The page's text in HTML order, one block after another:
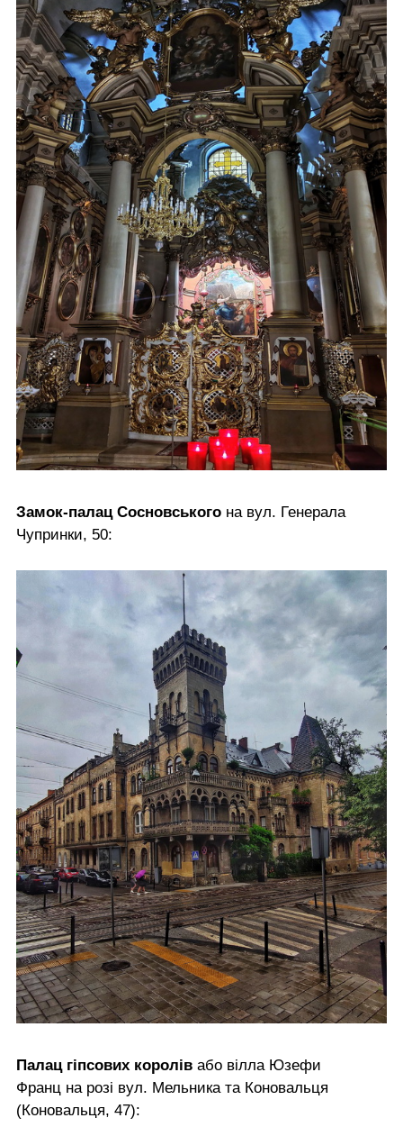
Замок-палац Сосновського на вул. Генерала
Чупринки, 50:
Палац гіпсових королів або вілла Юзефи
Франц на розі вул. Мельника та Коновальця
(Коновальця, 47):